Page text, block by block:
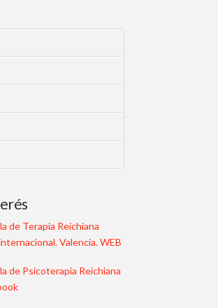
de Terapia Reichiana
Valencia. WEB
de Psicoterapia Reichiana